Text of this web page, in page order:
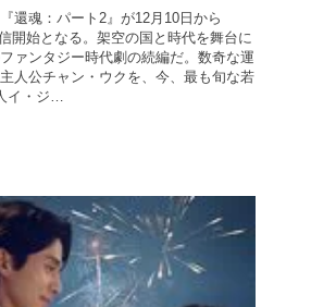
還魂：パート2』が12月10日から
開始となる。架空の国と時代を舞台に
ァンタジー時代劇の続編だ。数奇な運
人公チャン・ウクを、今、最も旬な若
イ・ジ…